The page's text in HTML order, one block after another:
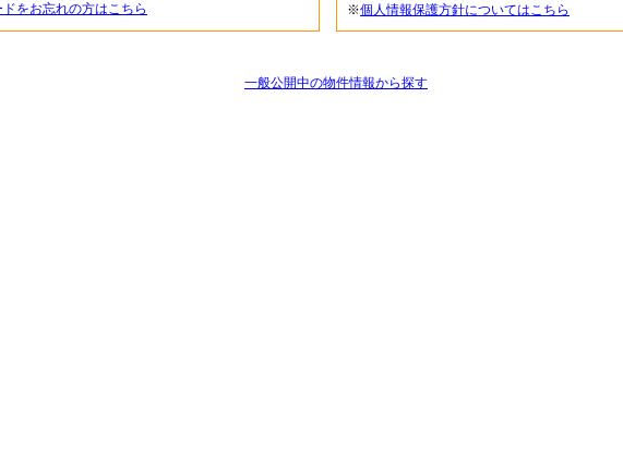
をお忘れの方はこちら ※個人情報保護方針についてはこちら
一般公開中の物件情報から探す